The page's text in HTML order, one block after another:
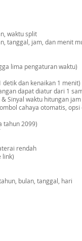
waktu split
tanggal, jam, dan menit
lima pengaturan waktu)
detik dan kenaikan 1 menit)
dapat diatur dari 1
Sinyal waktu hitungan jam
cahaya otomatis,
tahun 2099)
rendah
link)
bulan, tanggal, hari